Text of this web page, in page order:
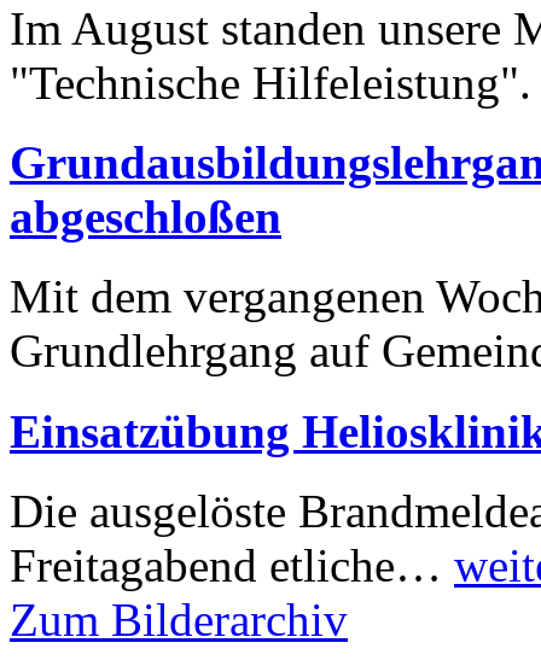
Im August standen unsere
"Technische
abgeschloßen
Mit dem vergangenen
Grundlehrgang auf
Einsatzübung
Die ausgelöste
Freitagabend etliche…
Zum Bilderarchiv